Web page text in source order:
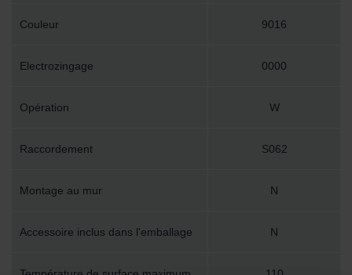
Couleur 9016
Electrozingage 0000
Opération W
Raccordement S062
Montage au mur N
Accessoire inclus dans l'emballage N